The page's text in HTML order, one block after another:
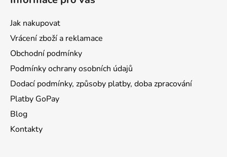
Jak nakupovat
Vrácení zboží a reklamace
Obchodní podmínky
Podmínky ochrany osobních údajů
Dodací podmínky, způsoby platby, doba zpracování
Platby GoPay
Blog
Kontakty